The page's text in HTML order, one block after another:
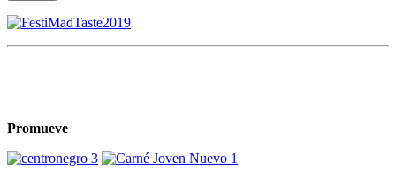
Promueve